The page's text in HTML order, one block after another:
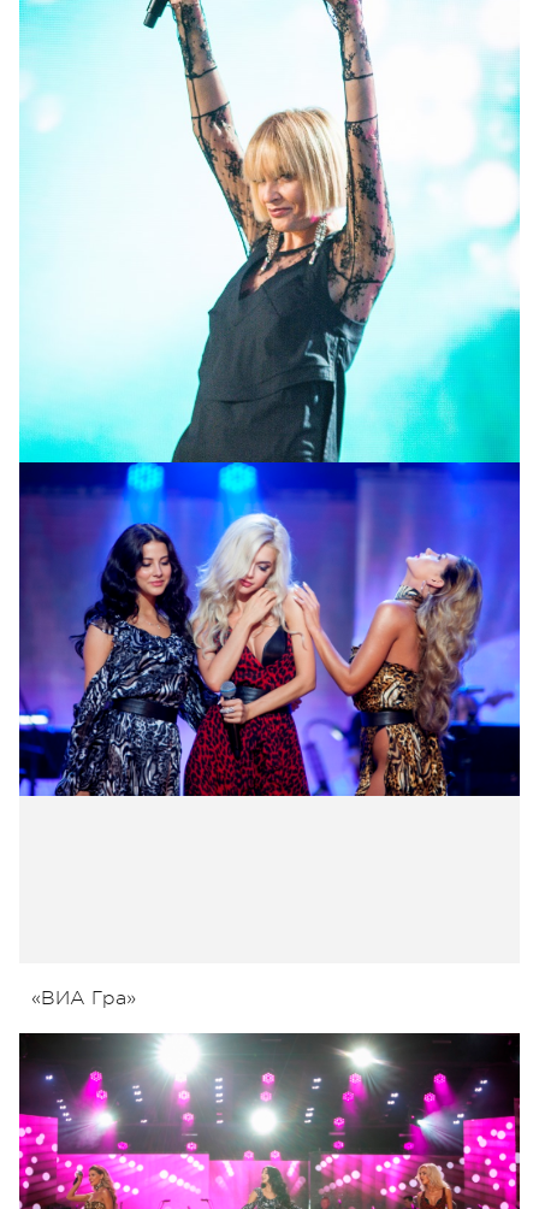
Лайма Вайкуле
«ВИА Гра»